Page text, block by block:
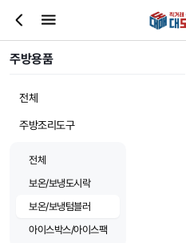
주방용품
전체
주방조리도구
전체
보온/보냉도시락
보온/보냉텀블러
아이스박스/아이스팩